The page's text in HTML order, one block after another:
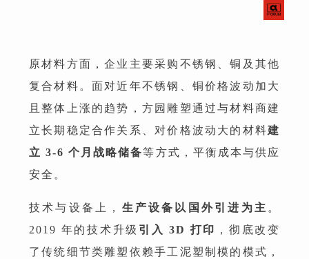
原材料方面，企业主要采购不锈钢、铜及其他
复合材料。面对近年不锈钢、铜价格波动加大
且整体上涨的趋势，方园雕塑通过与材料商建
立长期稳定合作关系、对价格波动大的材料建
立 3-6 个月战略储备等方式，平衡成本与供应
安全。
技术与设备上， 生产设备以 国外引进为主 。
2019 年的技术升级 引入 3D 打印 ，彻底改变
了传统细节类雕塑依赖手工泥塑制模的模式，